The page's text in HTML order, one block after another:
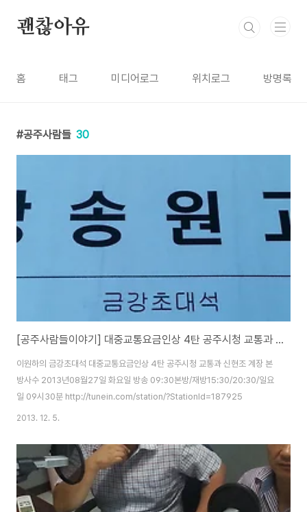
괜찮아유
홈 태그 미디어로그 위치로그 방명록
공주사람들 30
[공주사람들이야기] 대중교통요금인상 4탄 공주시청 교통과 신현조 계장
이원하의 금강초대석 대중교통요금인상 4탄 공주시청 교통과 신현조 계장 본
방사수 2013년08월27일 화요일 방송 09:30본방/재방15:30/20:30/일요
일 09시30분 http://tunein.com/station/?StationId=187925
2013. 12. 5.